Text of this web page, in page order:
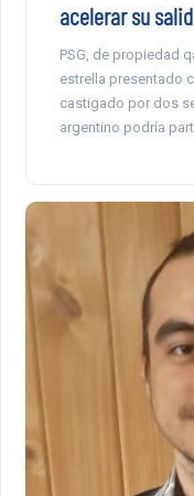
acelerar su
PSG, de propiedad
estrella presentado
castigado por dos
argentino podría